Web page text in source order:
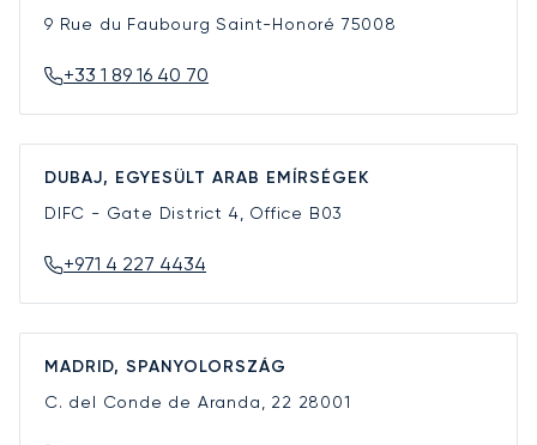
9 Rue du Faubourg Saint-Honoré 75008
+33 1 89 16 40 70
DUBAJ, EGYESÜLT ARAB EMÍRSÉGEK
DIFC - Gate District 4, Office B03
+971 4 227 4434
MADRID, SPANYOLORSZÁG
C. del Conde de Aranda, 22 28001